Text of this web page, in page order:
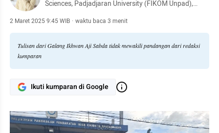
Sciences, Padjadjaran University (FIKOM Unpad),
Communication, and Political Communication
2 Maret 2025 9:45 WIB · waktu baca 3 menit
Tulisan dari Galang Ikhwan Aji Sabda tidak mewakili pandangan dari redaksi
kumparan
Ikuti kumparan di Google